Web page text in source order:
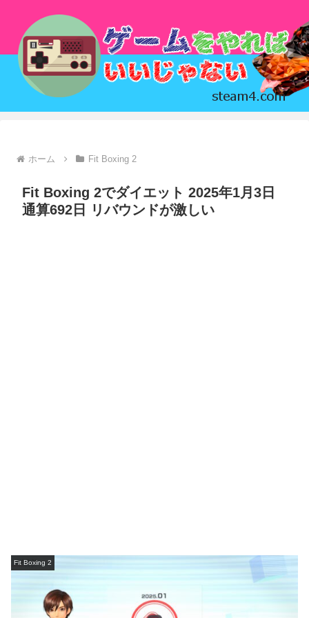
ホーム Fit Boxing 2
Fit Boxing 2でダイエット 2025年1月3日
通算692日 リバウンドが激しい
Fit Boxing 2